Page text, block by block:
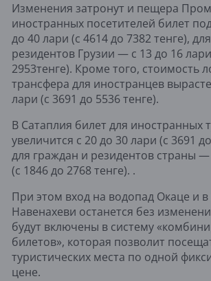
Изменения затронут и пещера
иностранных посетителей билет
до 40 лари (с 4614 до 7382 тенге),
резидентов Грузии — с 13 до 16
2953тенге). Кроме того, стоимость
трансфера для иностранцев
лари (с 3691 до 5536 тенге).
В Сатаплия билет для иностранных
увеличится с 20 до 30 лари (с 3691
для граждан и резидентов страны —
(с 1846 до 2768 тенге). .
При этом вход на водопад Окаце и
Навенахеви останется без
будут включены в систему
билетов», которая позволит
туристических места по одной
цене.